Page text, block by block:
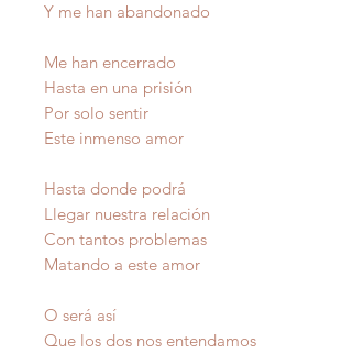
Y me han abandonado
Me han encerrado
Hasta en una prisión
Por solo sentir
Este inmenso amor
Hasta donde podrá
Llegar nuestra relación
Con tantos problemas
Matando a este amor
O será así
Que los dos nos entendamos